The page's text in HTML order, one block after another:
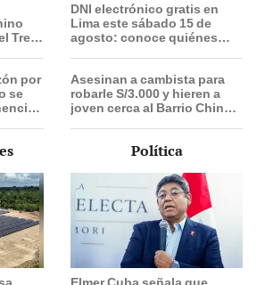
Tren
por
se
DNI electrónico gratis en
Lima este sábado 15 de
agosto: conoce quiénes
Asesinan a cambista para
robarle S/3.000 y hieren a
joven cerca al Barrio Chino
Política